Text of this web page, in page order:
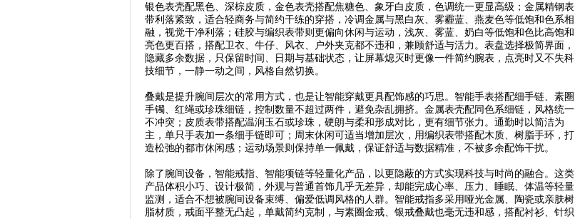
银色表壳配黑色、深棕皮质，金色表壳搭配焦糖色、象牙白皮质，色调统一更显高级；金属精钢表
带利落紧致，适合轻商务与简约干练的穿搭，冷调金属与黑白灰、雾霾蓝、燕麦色等低饱和色系相
融，视觉干净利落；硅胶与编织表带则更偏向休闲与运动，浅灰、雾蓝、奶白等低饱和色比高饱和
亮色更百搭，搭配卫衣、牛仔、风衣、户外夹克都不违和，兼顾舒适与活力。表盘选择极简界面，
隐藏多余数据，只保留时间、日期与基础状态，让屏幕熄灭时更像一件简约腕表，点亮时又不失科
技细节，一静一动之间，风格自然切换。
叠戴是提升腕间层次的常用方式，也是让智能穿戴更具配饰感的巧思。智能手表搭配细手链、素圈
手镯、红绳或珍珠细链，控制数量不超过两件，避免杂乱拥挤。金属表壳配同色系细链，风格统一
不冲突；皮质表带搭配温润玉石或珍珠，硬朗与柔和形成对比，更有细节张力。通勤时以简洁为
主，单只手表加一条细手链即可；周末休闲可适当增加层次，用编织表带搭配木质、树脂手环，打
造松弛的都市休闲感；运动场景则保持单一佩戴，保证舒适与数据精准，不被多余配饰干扰。
除了腕间设备，智能戒指、智能项链等轻量化产品，以更隐蔽的方式实现科技与时尚的融合。这类
产品体积小巧、设计极简，外观与普通首饰几乎无差异，却能完成心率、压力、睡眠、体温等轻量
监测，适合不想被腕间设备束缚、偏爱低调风格的人群。智能戒指多采用哑光金属、陶瓷或亲肤树
脂材质，戒面平整无凸起，单戴简约克制，与素圈金戒、银戒叠戴也毫无违和感，搭配衬衫、针织